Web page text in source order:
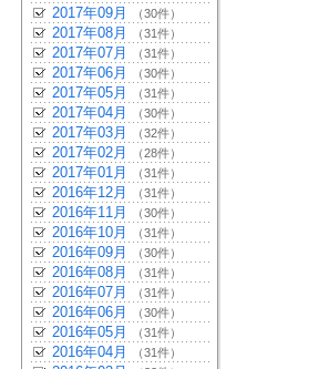
2017年09月 （30件）
2017年08月 （31件）
2017年07月 （31件）
2017年06月 （30件）
2017年05月 （31件）
2017年04月 （30件）
2017年03月 （32件）
2017年02月 （28件）
2017年01月 （31件）
2016年12月 （31件）
2016年11月 （30件）
2016年10月 （31件）
2016年09月 （30件）
2016年08月 （31件）
2016年07月 （31件）
2016年06月 （30件）
2016年05月 （31件）
2016年04月 （31件）